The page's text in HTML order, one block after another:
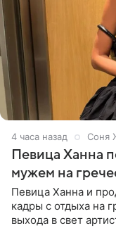
4 часа назад Соня
Певица Ханна
мужем на
Певица Ханна и
кадры с отдыха на
выхода в свет